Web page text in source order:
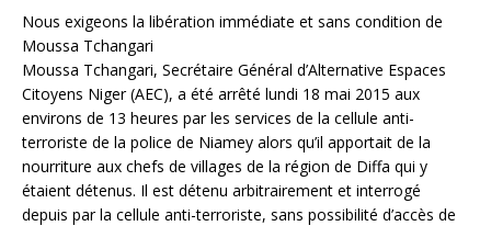
Nous exigeons la libération immédiate et sans condition de
Moussa Tchangari
Moussa Tchangari, Secrétaire Général d’Alternative Espaces
Citoyens Niger (AEC), a été arrêté lundi 18 mai 2015 aux
environs de 13 heures par les services de la cellule anti-
terroriste de la police de Niamey alors qu’il apportait de la
nourriture aux chefs de villages de la région de Diffa qui y
étaient détenus. Il est détenu arbitrairement et interrogé
depuis par la cellule anti-terroriste, sans possibilité d’accès de